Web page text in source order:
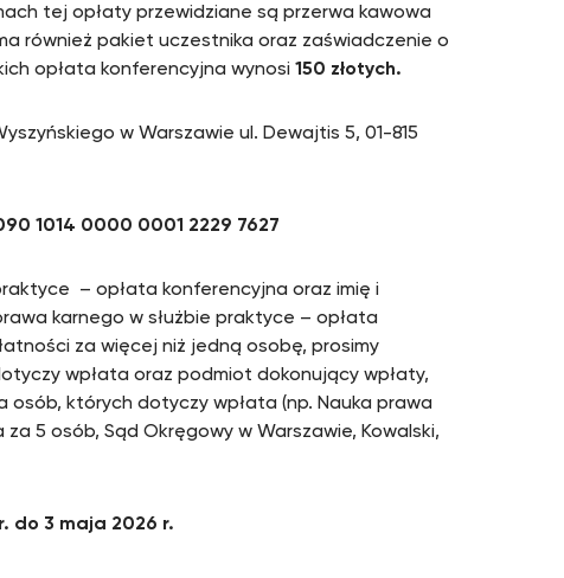
tej opłaty przewidziane są przerwa kawowa
również pakiet uczestnika oraz zaświadczenie o
opłata konferencyjna wynosi150 złotych.
w Warszawie ul. Dewajtis 5, 01-815
1014 0000 0001 2229 7627
– opłata konferencyjna oraz imię i
karnego w służbie praktyce – opłata
za więcej niż jedną osobę, prosimy
wpłata oraz podmiot dokonujący wpłaty,
osób, których dotyczy wpłata (np. Nauka prawa
5 osób, Sąd Okręgowy w Warszawie, Kowalski,
do 3 maja 2026 r.